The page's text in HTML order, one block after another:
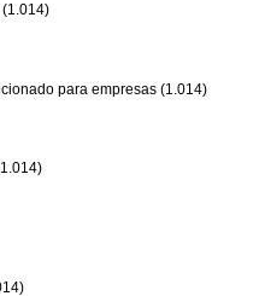
(1.014)
para empresas (1.014)